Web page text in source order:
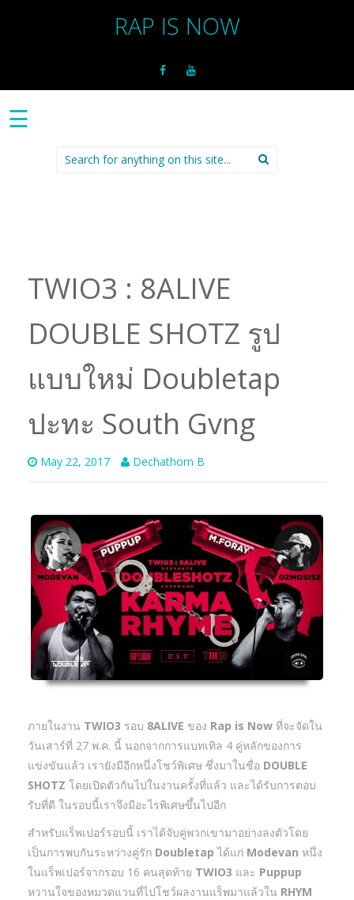
RAP IS NOW
☰
Search
for:
TWIO3 : 8ALIVE
DOUBLE SHOTZ รูป
แบบใหม่ Doubletap
ปะทะ South Gvng
May 22, 2017 Dechathorn B
ภายในงาน TWIO3 รอบ 8ALIVE ของ Rap is Now ที่จะจัดใน
วันเสาร์ที่ 27 พ.ค. นี้ นอกจากการแบทเทิล 4 คู่หลักของการ
แข่งขันแล้ว เรายังมีอีกหนึ่งโชว์พิเศษ ซึ่งมาในชื่อ DOUBLE
SHOTZ โดยเปิดตัวกันไปในงานครั้งที่แล้ว และได้รับการตอบ
รับที่ดี ในรอบนี้เราจึงมีอะไรพิเศษขึ้นไปอีก
สำหรับแร็พเปอร์รอบนี้ เราได้จับคู่พวกเขามาอย่างลงตัวโดย
เป็นการพบกันระหว่างคู่รัก Doubletap ได้แก่ Modevan หนึ่ง
ในแร็พเปอร์จากรอบ 16 คนสุดท้าย TWIO3 และ Puppup
หวานใจของหมวดแวนที่ไปโชว์ผลงานแร็พมาแล้วใน RHYM